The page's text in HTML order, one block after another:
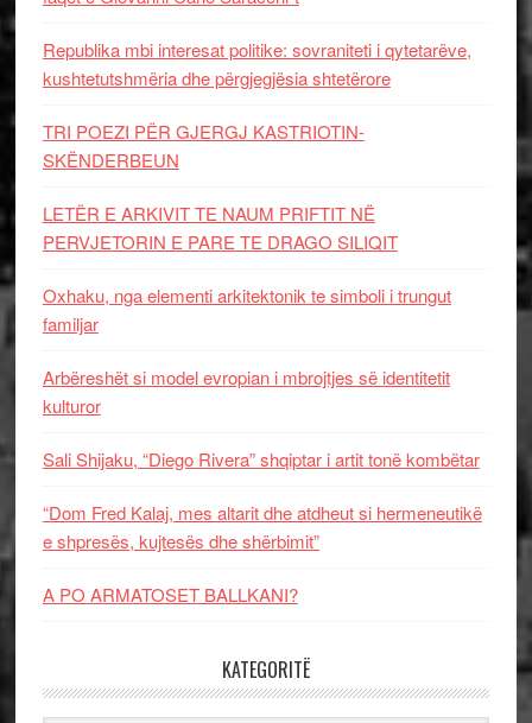
Republika mbi interesat politike: sovraniteti i qytetarëve,
kushtetutshmëria dhe përgjegjësia shtetërore
TRI POEZI PËR GJERGJ KASTRIOTIN-
SKËNDERBEUN
LETËR E ARKIVIT TE NAUM PRIFTIT NË
PERVJETORIN E PARE TE DRAGO SILIQIT
Oxhaku, nga elementi arkitektonik te simboli i trungut
familjar
Arbëreshët si model evropian i mbrojtjes së identitetit
kulturor
Sali Shijaku, “Diego Rivera” shqiptar i artit tonë kombëtar
“Dom Fred Kalaj, mes altarit dhe atdheut si hermeneutikë
e shpresës, kujtesës dhe shërbimit”
A PO ARMATOSET BALLKANI?
KATEGORITË